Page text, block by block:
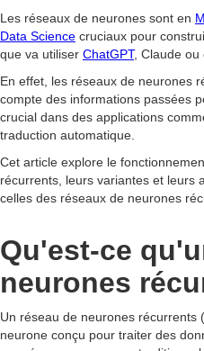
Les réseaux de neurones sont en
Data Science cruciaux pour
que va utiliser ChatGPT, Claude ou
En effet, les réseaux de neurones
compte des informations passées
crucial dans des applications
traduction automatique.
Cet article explore le
récurrents, leurs variantes et leurs
celles des réseaux de neurones
Qu'est-ce
neurones
Un réseau de neurones récurrents
neurone conçu pour traiter des